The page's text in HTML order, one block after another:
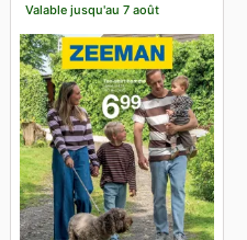
Valable jusqu'au 7 août